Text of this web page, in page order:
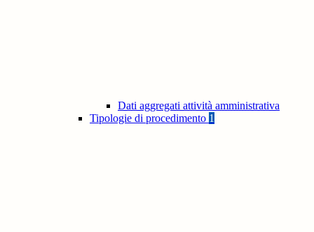
Dati aggregati attività amministrativa
Tipologie di procedimento 1